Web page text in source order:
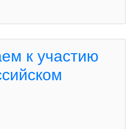
к участию